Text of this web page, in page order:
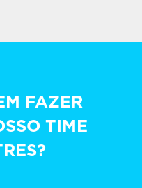
FAZER
TIME